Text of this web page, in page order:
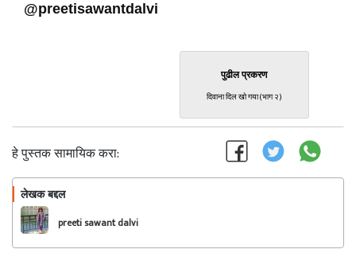
@preetisawantdalvi
पुढील प्रकरण
दिवाना दिल खो गया (भाग २)
हे पुस्तक सामायिक करा:
लेखक बद्दल
preeti sawant dalvi